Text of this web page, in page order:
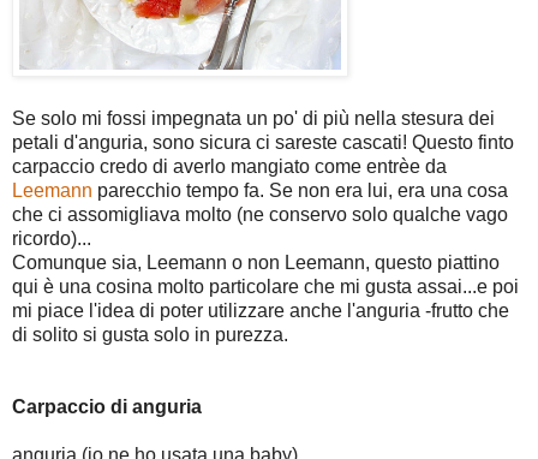
Se solo mi fossi impegnata un po' di più nella stesura dei
petali d'anguria, sono sicura ci sareste cascati! Questo finto
carpaccio credo di averlo mangiato come entrèe da
Leemann parecchio tempo fa. Se non era lui, era una cosa
che ci assomigliava molto (ne conservo solo qualche vago
ricordo)...
Comunque sia, Leemann o non Leemann, questo piattino
qui è una cosina molto particolare che mi gusta assai...e poi
mi piace l'idea di poter utilizzare anche l'anguria -frutto che
di solito si gusta solo in purezza.
Carpaccio di anguria